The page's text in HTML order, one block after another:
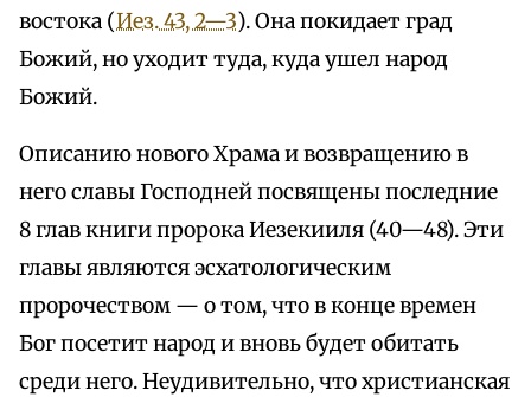
востока (Иез. 43, 2—3). Она покидает град
Божий, но уходит туда, куда ушел народ
Божий.
Описанию нового Храма и возвращению в
него славы Господней посвящены последние
8 глав книги пророка Иезекииля (40—48). Эти
главы являются эсхатологическим
пророчеством — о том, что в конце времен
Бог посетит народ и вновь будет обитать
среди него. Неудивительно, что христианская